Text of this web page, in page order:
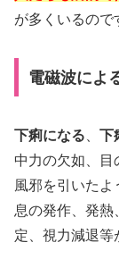
が多くいるので
電磁波によ
下痢になる 下
中力の欠如、目
風邪を引いた
息の発作、発熱
定、視力減退等